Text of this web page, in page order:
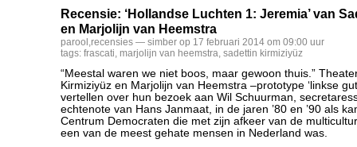
Recensie: ‘Hollandse Luchten 1: Jeremia’ van
en Marjolijn van Heemstra
parool ,recensies — simber op 17 februari 2014 om 09:00 uur
tags: frascati, marjolijn van heemstra, sadettin kirmiziyüz
“Meestal waren we niet boos, maar gewoon thuis.”
Kirmiziyüz en Marjolijn van Heemstra –prototype ‘linkse
vertellen over hun bezoek aan Wil Schuurman,
echtenote van Hans Janmaat, in de jaren ’80 en ’90 als
Centrum Democraten die met zijn afkeer van de
een van de meest gehate mensen in Nederland was.